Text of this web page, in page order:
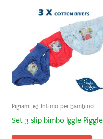
Pigiami ed Intimo per bambino
Set 3 slip bimbo Iggle Piggle